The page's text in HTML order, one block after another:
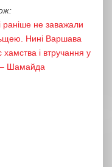
раніше не заважали
Нині Варшава
хамства і втручання у
– Шамайда